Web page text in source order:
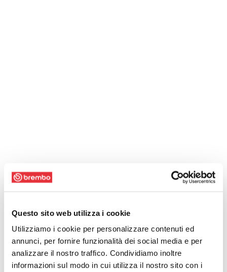
Questo sito web utilizza i cookie
Utilizziamo i cookie per personalizzare contenuti ed
annunci, per fornire funzionalità dei social media e per
analizzare il nostro traffico. Condividiamo inoltre
informazioni sul modo in cui utilizza il nostro sito con i